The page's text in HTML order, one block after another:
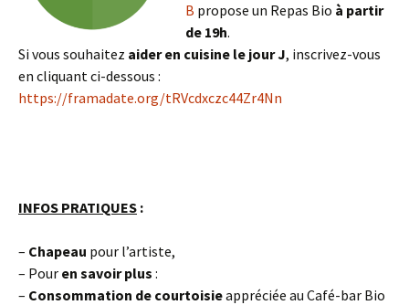
B propose un Repas Bio à partir
de 19h.
Si vous souhaitez aider en cuisine le jour J, inscrivez-vous
en cliquant ci-dessous :
https://framadate.org/tRVcdxczc44Zr4Nn
INFOS PRATIQUES :
– Chapeau pour l’artiste,
– Pour en savoir plus :
– Consommation de courtoisieappréciée au Café-bar Bio